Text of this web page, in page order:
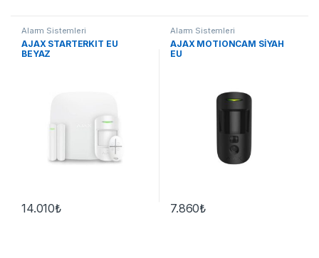
Alarm Sistemleri
AJAX STARTERKIT EU
BEYAZ
14.010₺
Alarm Sistemleri
AJAX MOTIONCAM SİYAH
EU
7.860₺